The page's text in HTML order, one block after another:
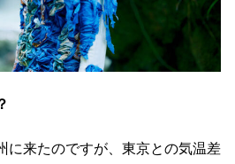
に来たのですが、東京との気温差